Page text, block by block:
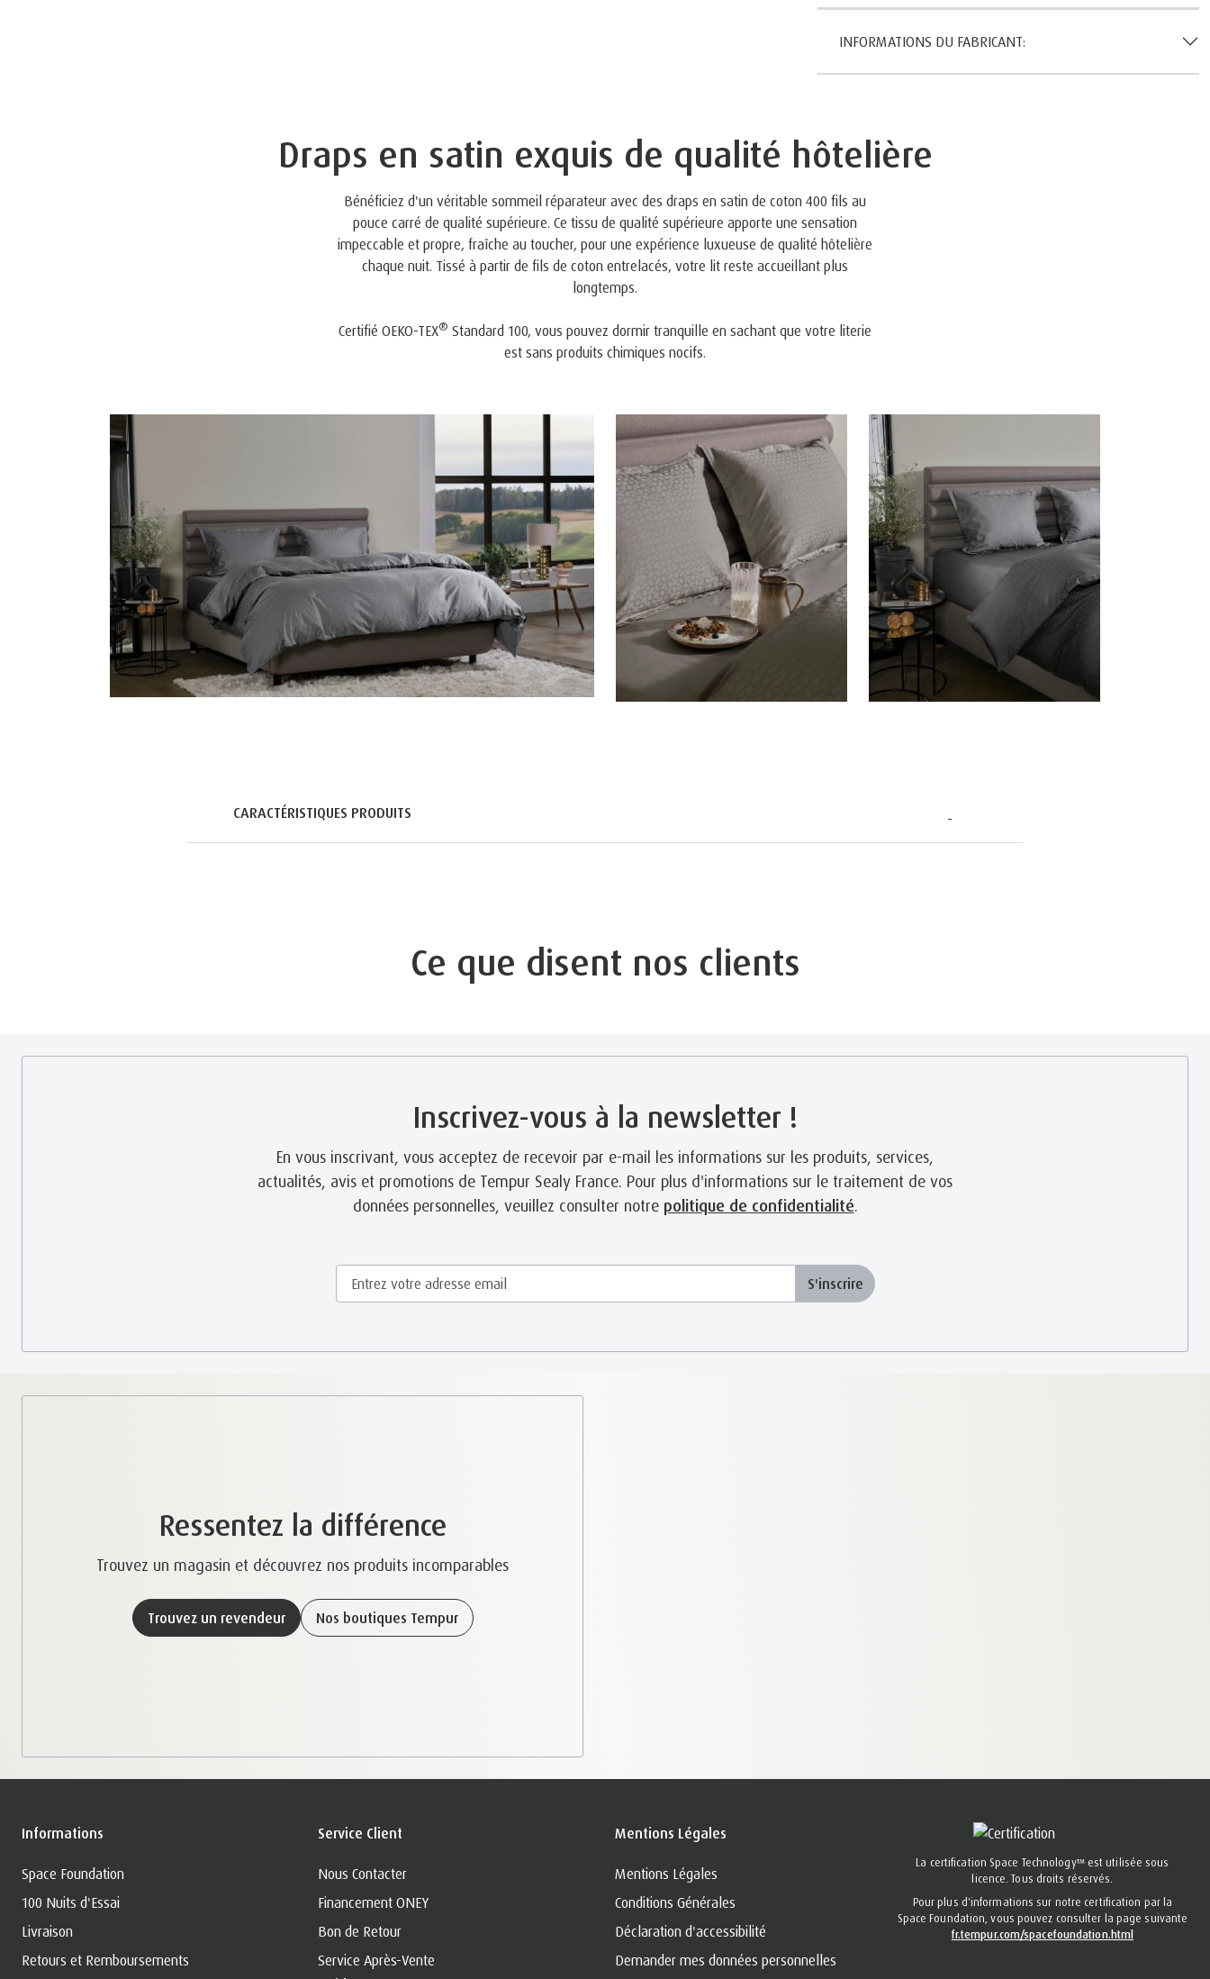
INFORMATIONS DU FABRICANT:
Draps en satin exquis de qualité hôtelière
Bénéficiez d'un véritable sommeil réparateur avec des draps en satin de coton 400 fils au
pouce carré de qualité supérieure. Ce tissu de qualité supérieure apporte une sensation
impeccable et propre, fraîche au toucher, pour une expérience luxueuse de qualité hôtelière
chaque nuit. Tissé à partir de fils de coton entrelacés, votre lit reste accueillant plus
longtemps.
Certifié OEKO-TEX® Standard 100, vous pouvez dormir tranquille en sachant que votre literie
est sans produits chimiques nocifs.
CARACTÉRISTIQUES PRODUITS
Ce que disent nos clients
Inscrivez-vous à la newsletter !
En vous inscrivant, vous acceptez de recevoir par e-mail les informations sur les produits, services,
actualités, avis et promotions de Tempur Sealy France. Pour plus d'informations sur le traitement de vos
données personnelles, veuillez consulter notre politique de confidentialité.
S'inscrire
Ressentez la différence
Trouvez un magasin et découvrez nos produits incomparables
Trouvez un revendeur Nos boutiques Tempur
Informations
Space Foundation
100 Nuits d'Essai
Livraison
Retours et Remboursements
Service Client
Nous Contacter
Financement ONEY
Bon de Retour
Service Après-Vente
Mentions Légales
Mentions Légales
Conditions Générales
Déclaration d'accessibilité
Demander mes données personnelles
La certification Space Technology™ est utilisée sous
licence. Tous droits réservés.
Pour plus d'informations sur notre certification par la
Space Foundation, vous pouvez consulter la page suivante
fr.tempur.com/spacefoundation.html